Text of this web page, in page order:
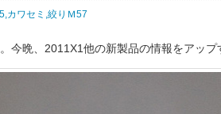
カワセミ,絞りＭ57
今晩、2011X1他の新製品の情報をアップ